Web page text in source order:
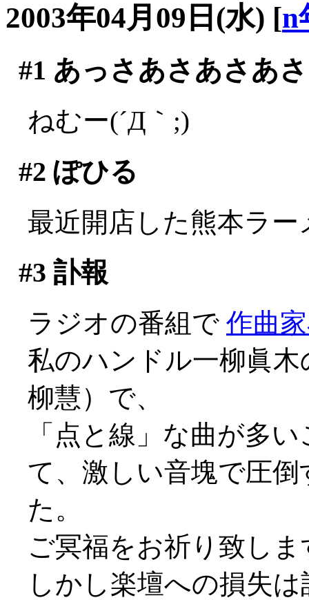
2003年04月09日(水) [n
#1 あっさあさあさあ
ねむー(´Д｀;)
#2 ぽひる
最近開店した熊本ラ
#3 訃報
ラジオの番組で 作曲
私のハンドル一柳眞
柳慧）で、
「点と線」な曲が多
て、激しい音塊で圧
た。
ご冥福をお祈り致しま
しかし楽壇への損失